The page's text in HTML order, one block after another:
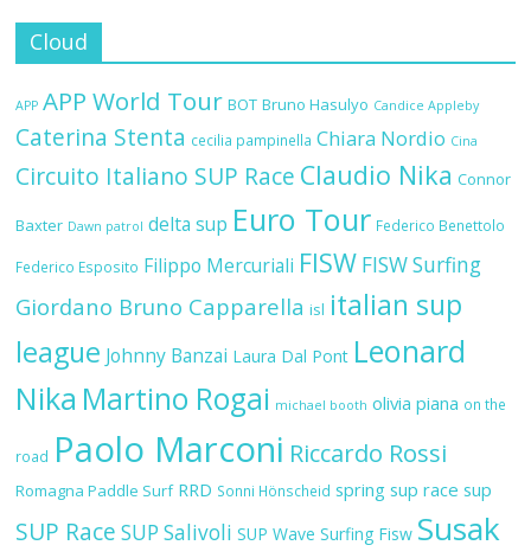
Cloud
APP APP World Tour BOT Bruno Hasulyo Candice Appleby
Caterina Stenta cecilia pampinella Chiara Nordio Cina
Circuito Italiano SUP Race Claudio Nika Connor
Baxter Dawn patrol delta sup Euro Tour Federico Benettolo
Federico Esposito Filippo Mercuriali FISW FISW Surfing
Giordano Bruno Capparella isl italian sup
league Johnny Banzai Laura Dal Pont Leonard
Nika Martino Rogai michael booth olivia piana on the
road Paolo Marconi Riccardo Rossi
Romagna Paddle Surf RRD Sonni Hönscheid spring sup race sup
SUP Race SUP Salivoli SUP Wave Surfing Fisw Susak